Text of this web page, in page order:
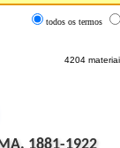
todos os termos
4204